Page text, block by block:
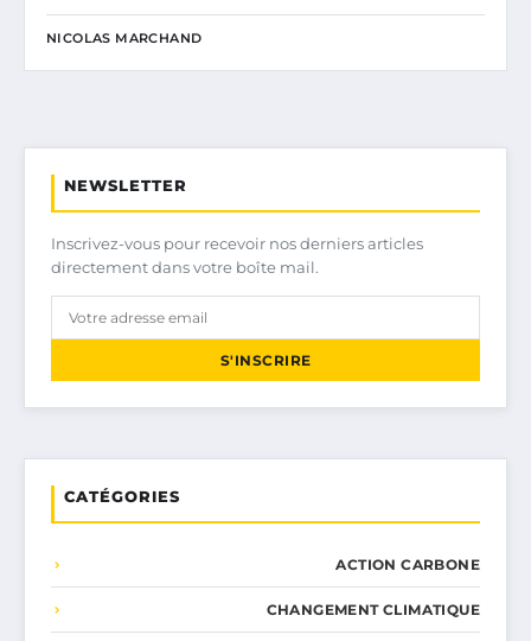
NICOLAS MARCHAND
NEWSLETTER
Inscrivez-vous pour recevoir nos derniers articles
directement dans votre boîte mail.
S'INSCRIRE
CATÉGORIES
ACTION CARBONE
CHANGEMENT CLIMATIQUE